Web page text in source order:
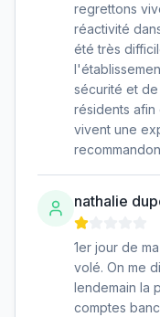
regrettons
réactivité
été très
sécurité et
résidents
vivent une
nathalie
1er jour de
volé. On me
lendemain la
comptes